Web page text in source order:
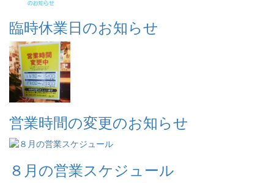
臨時休業日のお知らせ
営業時間の変更のお知らせ
８月の営業スケジュール